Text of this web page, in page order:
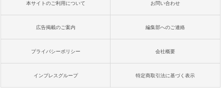
本サイトのご利用について お問い合わせ
広告掲載のご案内 編集部へのご連絡
プライバシーポリシー 会社概要
インプレスグループ 特定商取引法に基づく表示